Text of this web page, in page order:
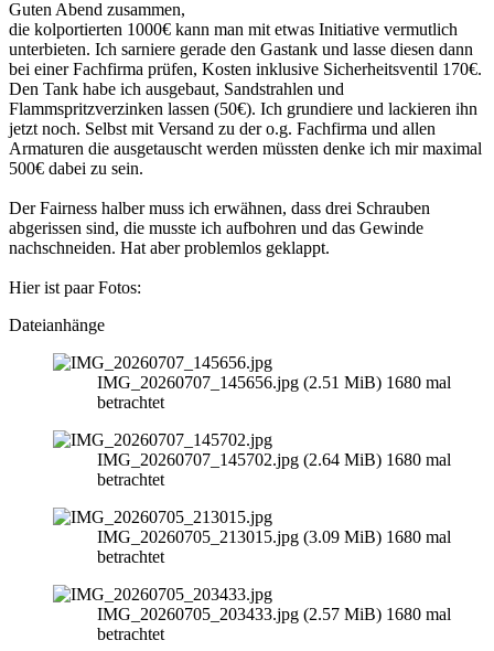
Guten Abend zusammen,
die kolportierten 1000€ kann man mit etwas Initiative vermutlich
unterbieten. Ich sarniere gerade den Gastank und lasse diesen dann
bei einer Fachfirma prüfen, Kosten inklusive Sicherheitsventil 170€.
Den Tank habe ich ausgebaut, Sandstrahlen und
Flammspritzverzinken lassen (50€). Ich grundiere und lackieren ihn
jetzt noch. Selbst mit Versand zu der o.g. Fachfirma und allen
Armaturen die ausgetauscht werden müssten denke ich mir maximal
500€ dabei zu sein.
Der Fairness halber muss ich erwähnen, dass drei Schrauben
abgerissen sind, die musste ich aufbohren und das Gewinde
nachschneiden. Hat aber problemlos geklappt.
Hier ist paar Fotos:
Dateianhänge
IMG_20260707_145656.jpg (2.51 MiB) 1680 mal
betrachtet
IMG_20260707_145702.jpg (2.64 MiB) 1680 mal
betrachtet
IMG_20260705_213015.jpg (3.09 MiB) 1680 mal
betrachtet
IMG_20260705_203433.jpg (2.57 MiB) 1680 mal
betrachtet